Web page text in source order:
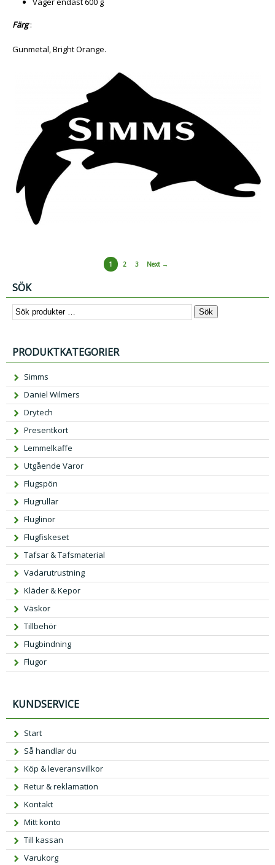
Färg:
Gunmetal, Bright Orange.
1 2 3 Next →
SÖK
Sök
PRODUKTKATEGORIER
Simms
Daniel Wilmers
Drytech
Presentkort
Lemmelkaffe
Utgående Varor
Flugspön
Flugrullar
Fluglinor
Flugfiskeset
Tafsar & Tafsmaterial
Vadarutrustning
Kläder & Kepor
Väskor
Tillbehör
Flugbindning
Flugor
KUNDSERVICE
Start
Så handlar du
Köp & leveransvillkor
Retur & reklamation
Kontakt
Mitt konto
Till kassan
Varukorg